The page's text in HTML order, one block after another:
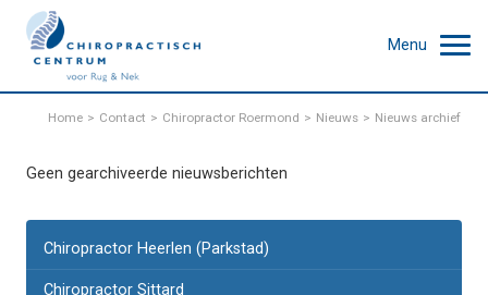
Menu
Home Contact Chiropractor Roermond Nieuws Nieuws archief
Chiropractor Heerlen (Parkstad)
Chiropractor Sittard
Geen gearchiveerde nieuwsberichten